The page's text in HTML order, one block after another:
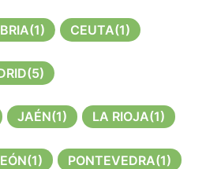
(1) CEUTA(1)
(5)
JAÉN(1) LA RIOJA(1)
(1) PONTEVEDRA(1)